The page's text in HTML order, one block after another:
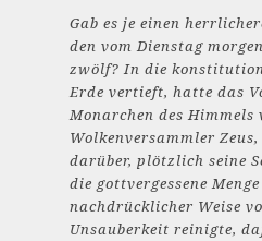
Gab es je einen
den vom Dienstag
zwölf? In die
Erde vertieft, hatte das
Monarchen des Himmels
Wolkenversammler
darüber, plötzlich seine
die gottvergessene
nachdrücklicher Weise
Unsauberkeit reinigte,